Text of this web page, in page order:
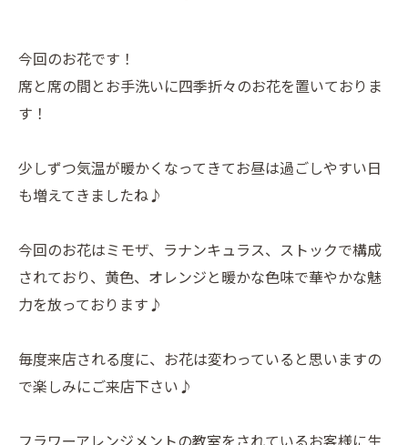
今回のお花です！
席と席の間とお手洗いに四季折々のお花を置いておりま
す！
少しずつ気温が暖かくなってきてお昼は過ごしやすい日
も増えてきましたね♪
今回のお花はミモザ、ラナンキュラス、ストックで構成
されており、黄色、オレンジと暖かな色味で華やかな魅
力を放っております♪
毎度来店される度に、お花は変わっていると思いますの
で楽しみにご来店下さい♪
フラワーアレンジメントの教室をされているお客様に生